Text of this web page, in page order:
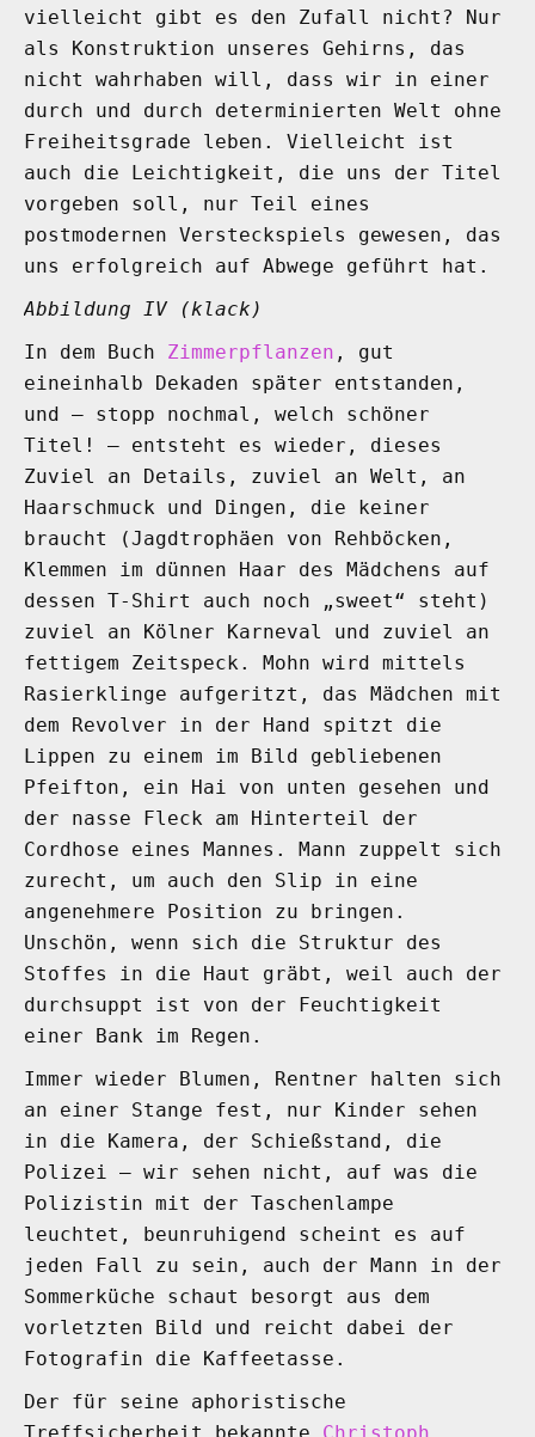
vielleicht gibt es den Zufall nicht? Nur
als Konstruktion unseres Gehirns, das
nicht wahrhaben will, dass wir in einer
durch und durch determinierten Welt ohne
Freiheitsgrade leben. Vielleicht ist
auch die Leichtigkeit, die uns der Titel
vorgeben soll, nur Teil eines
postmodernen Versteckspiels gewesen, das
uns erfolgreich auf Abwege geführt hat.
Abbildung IV (klack)
In dem Buch Zimmerpflanzen , gut
eineinhalb Dekaden später entstanden,
und – stopp nochmal, welch schöner
Titel! – entsteht es wieder, dieses
Zuviel an Details, zuviel an Welt, an
Haarschmuck und Dingen, die keiner
braucht (Jagdtrophäen von Rehböcken,
Klemmen im dünnen Haar des Mädchens auf
dessen T-Shirt auch noch „sweet“ steht)
zuviel an Kölner Karneval und zuviel an
fettigem Zeitspeck. Mohn wird mittels
Rasierklinge aufgeritzt, das Mädchen mit
dem Revolver in der Hand spitzt die
Lippen zu einem im Bild gebliebenen
Pfeifton, ein Hai von unten gesehen und
der nasse Fleck am Hinterteil der
Cordhose eines Mannes. Mann zuppelt sich
zurecht, um auch den Slip in eine
angenehmere Position zu bringen.
Unschön, wenn sich die Struktur des
Stoffes in die Haut gräbt, weil auch der
durchsuppt ist von der Feuchtigkeit
einer Bank im Regen.
Immer wieder Blumen, Rentner halten sich
an einer Stange fest, nur Kinder sehen
in die Kamera, der Schießstand, die
Polizei – wir sehen nicht, auf was die
Polizistin mit der Taschenlampe
leuchtet, beunruhigend scheint es auf
jeden Fall zu sein, auch der Mann in der
Sommerküche schaut besorgt aus dem
vorletzten Bild und reicht dabei der
Fotografin die Kaffeetasse.
Der für seine aphoristische